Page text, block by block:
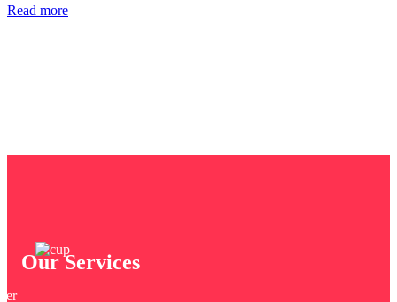
Read more
Our Services